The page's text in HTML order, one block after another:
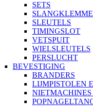
SETS
SLEUTELS
TIMINGSLOT
VETSPUIT
WIELSLEUTELS
PERSLUCHT
BEVESTIGING
BRANDERS
LIJMPISTOLEN